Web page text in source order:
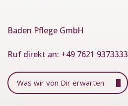
Baden Pflege GmbH
Ruf direkt an: +49 7621 9373333
Was wir von Dir erwarten